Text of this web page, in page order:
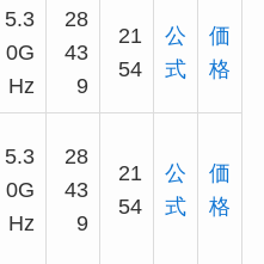
5.3
0G
Hz
28
43
9
21
54
公
式
価
格
5.3
0G
Hz
28
43
9
21
54
公
式
価
格